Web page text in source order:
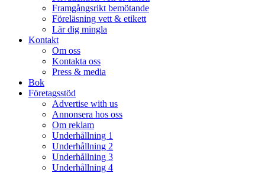
Framgångsrikt bemötande
Föreläsning vett & etikett
Lär dig mingla
Kontakt
Om oss
Kontakta oss
Press & media
Bok
Företagsstöd
Advertise with us
Annonsera hos oss
Om reklam
Underhållning 1
Underhållning 2
Underhållning 3
Underhållning 4